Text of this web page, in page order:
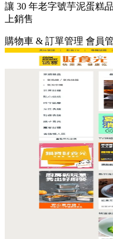
讓 30 年老字號芋泥蛋糕
上銷售
購物車 & 訂單管理 會員